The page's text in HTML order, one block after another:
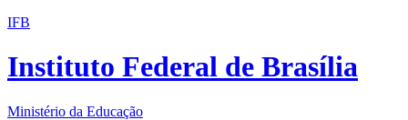
IFB
Instituto Federal de Brasília
Ministério da Educação